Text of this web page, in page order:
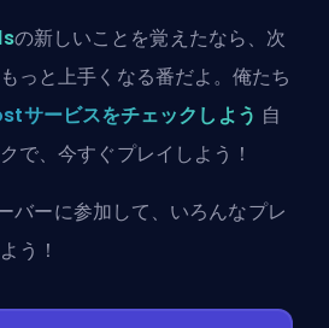
の新しいことを覚えたなら、次
っと上手くなる番だよ。俺たち
サービスをチェックしよう 自
で、今すぐプレイしよう！
バーに参加して、いろんなプレ
う！